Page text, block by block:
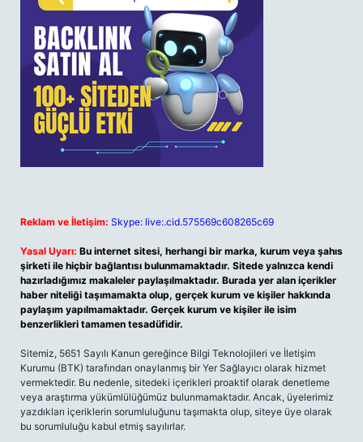
Reklam ve İletişim: Skype: live:.cid.575569c608265c69
Yasal Uyarı: Bu internet sitesi, herhangi bir marka, kurum veya şahıs
şirketi ile hiçbir bağlantısı bulunmamaktadır. Sitede yalnızca kendi
hazırladığımız makaleler paylaşılmaktadır. Burada yer alan içerikler
haber niteliği taşımamakta olup, gerçek kurum ve kişiler hakkında
paylaşım yapılmamaktadır. Gerçek kurum ve kişiler ile isim
benzerlikleri tamamen tesadüfidir.
Sitemiz, 5651 Sayılı Kanun gereğince Bilgi Teknolojileri ve İletişim
Kurumu (BTK) tarafından onaylanmış bir Yer Sağlayıcı olarak hizmet
vermektedir. Bu nedenle, sitedeki içerikleri proaktif olarak denetleme
veya araştırma yükümlülüğümüz bulunmamaktadır. Ancak, üyelerimiz
yazdıkları içeriklerin sorumluluğunu taşımakta olup, siteye üye olarak
bu sorumluluğu kabul etmiş sayılırlar.